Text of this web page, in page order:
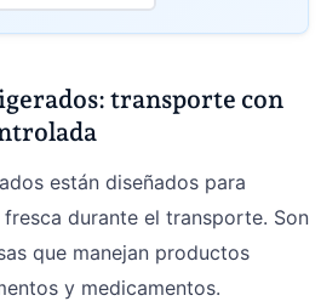
transporte con
están diseñados para
durante el transporte. Son
que manejan productos
y medicamentos.